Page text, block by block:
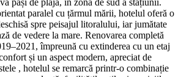
paralel cu țărmul mării, hotelul oferă o
spre peisajul litoralului, iar jumătate
de vedere la mare. Renovarea completă
împreună cu extinderea cu un etaj
și un aspect modern, apreciat de
, hotelul se remarcă printr-o combinație